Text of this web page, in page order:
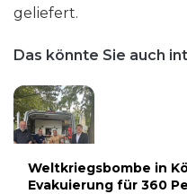
geliefert.
Das könnte Sie auch
Weltkriegsbombe in
Evakuierung für 360